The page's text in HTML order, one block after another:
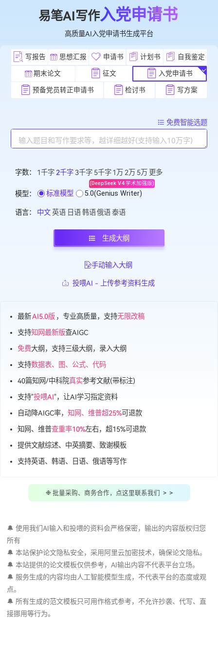
易笔AI写作入党申请书
高质量AI入党申请书生成平台
写报告 思想汇报 申请书 计划书
自我
期末论文
征文
入党申请书
预备党员转正申请书
检讨书 写方
免费智能
字数：1千字2千字3千字5千字1万2万
模型： 标准模型 5.0(Genius Writer)
日语韩语俄语泰语
生成大纲
投喂AI - 上传参考资料生成
最新AI5.0版，专业高质量，支持
支持知网最新版 查AIGC
40篇知网/中科院
真实 参考文献(带标注)
支持"投喂AI
"，让AI学习指定资料
自动降AIGC率，知网、维普超25%
提供文献综述、中英摘要、致谢模板
❉ 批量采购、商务合作，点这里联系我们 > >
🔔 使用我们AI输入和投喂的资料会严格保密，输出的内容版权
所有
🔔 本站保护论文隐私安全，采用阿里云加密技术，确保论文隐